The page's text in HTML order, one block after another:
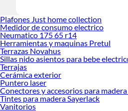
Plafones Just home collection
Medidor de consumo electrico
Neumatico 175 65 r14
Herramientas y maquinas Pretul
Terrazas Novahus
Sillas nido asientos para bebe
Terrajas
Cerámica exterior
Puntero laser
Conectores y accesorios para
Tintes para madera Sayerlack
Vanitorios